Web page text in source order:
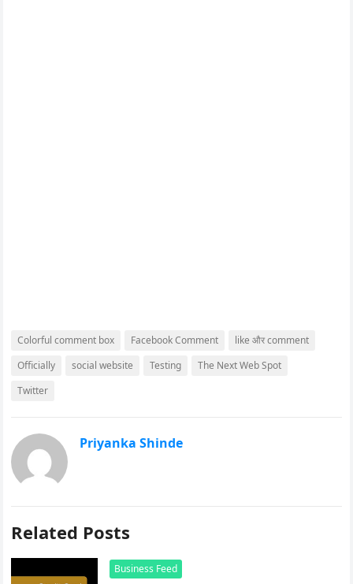
Colorful comment box Facebook Comment
like और comment
Officially
social website Testing
The Next Web Spot
Twitter
Priyanka Shinde
Related Posts
Business Feed